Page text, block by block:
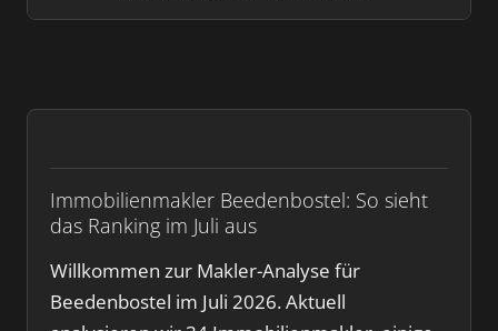
Immobilienmakler Beedenbostel: So sieht
das Ranking im Juli aus
Willkommen zur Makler-Analyse für
Beedenbostel im Juli 2026. Aktuell